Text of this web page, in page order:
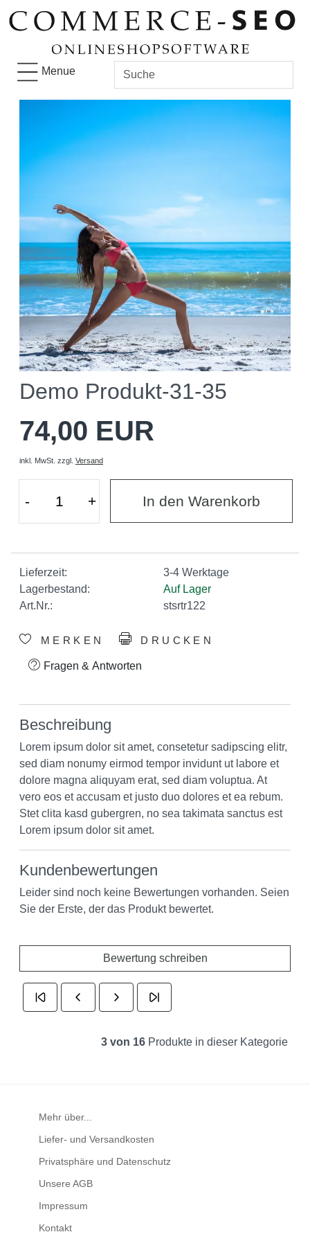
Menue
Demo Produkt-31-35
74,00 EUR
inkl. MwSt. zzgl. Versand
- + In den Warenkorb
Lieferzeit:
3-4 Werktage
Lagerbestand:
Auf Lager
Art.Nr.:
stsrtr122
MERKEN DRUCKEN
Fragen & Antworten
Beschreibung
Lorem ipsum dolor sit amet, consetetur sadipscing elitr,
sed diam nonumy eirmod tempor invidunt ut labore et
dolore magna aliquyam erat, sed diam voluptua. At
vero eos et accusam et justo duo dolores et ea rebum.
Stet clita kasd gubergren, no sea takimata sanctus est
Lorem ipsum dolor sit amet.
Kundenbewertungen
Leider sind noch keine Bewertungen vorhanden. Seien
Sie der Erste, der das Produkt bewertet.
Bewertung schreiben
3 von 16 Produkte in dieser Kategorie
Mehr über...
Liefer- und Versandkosten
Privatsphäre und Datenschutz
Unsere AGB
Impressum
Kontakt